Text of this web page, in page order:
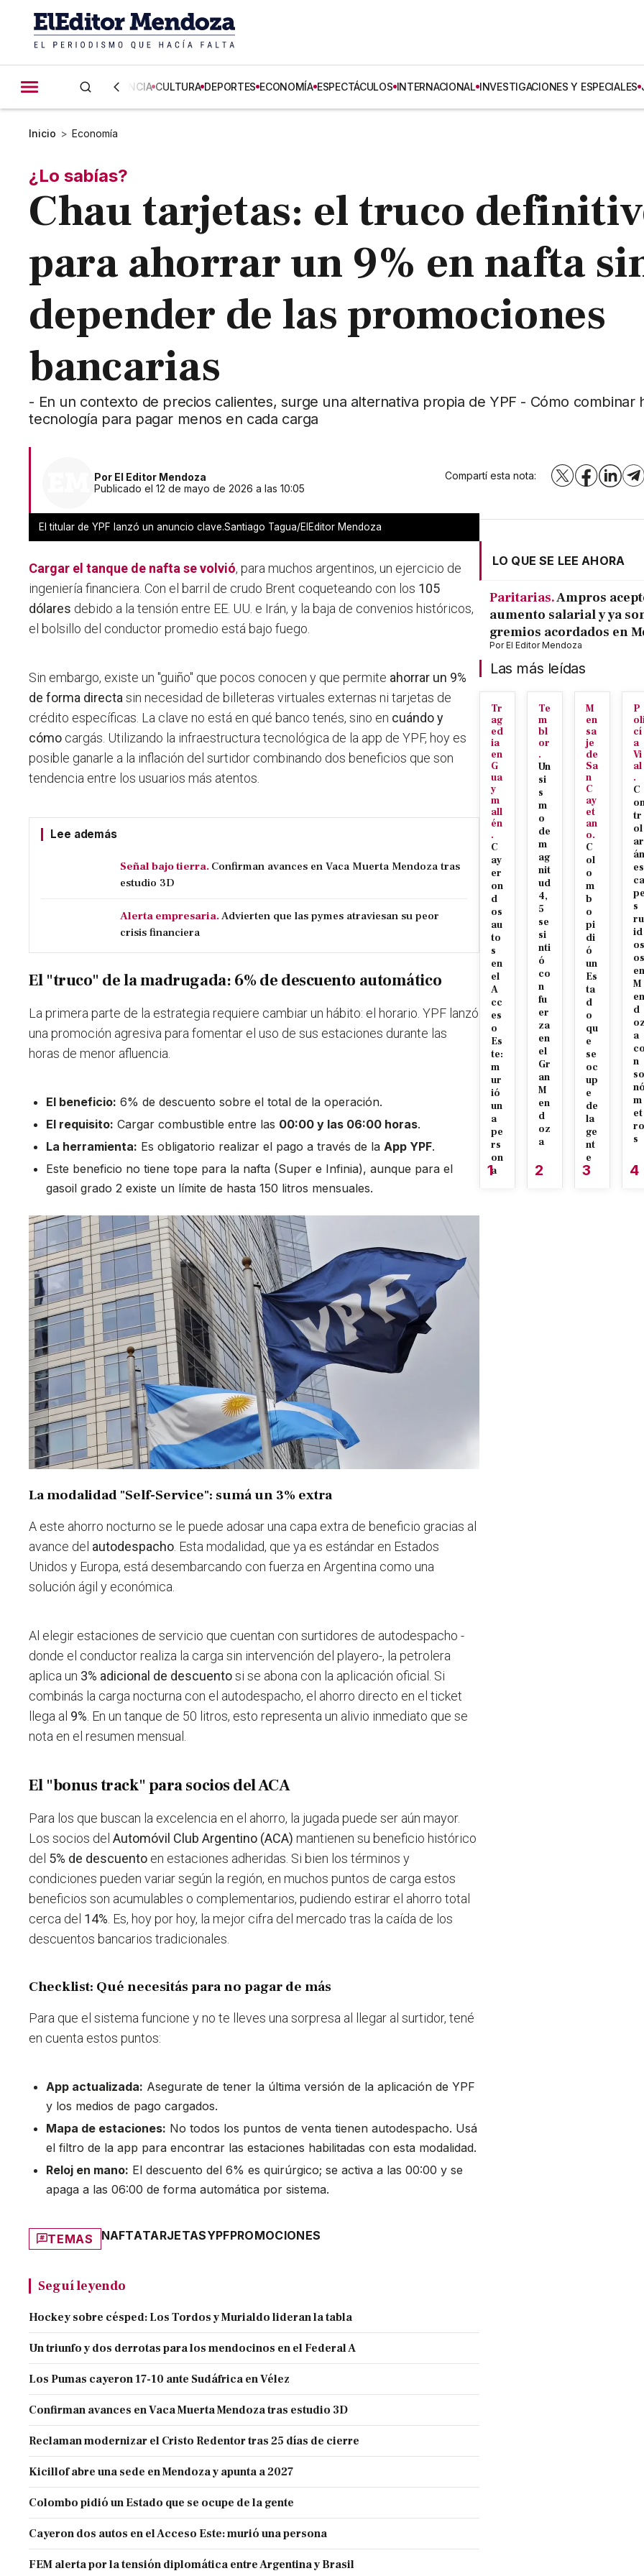
CIENCIA CULTURA DEPORTES ECONOMÍA ESPECTÁCULOS INTERNACIONAL INVESTIGACIONES Y ESPECIALES
Inicio > Economía
¿Lo sabías?
Chau tarjetas: el truco
para ahorrar un 9% en nafta
depender de las promociones
bancarias
- En un contexto de precios calientes, surge una alternativa propia de YPF - Cómo combinar
tecnología para pagar menos en cada carga
Por El Editor Mendoza
Publicado el 12 de mayo de 2026 a las 10:05
Compartí esta nota: X Facebook
El titular de YPF lanzó un anuncio clave.Santiago Tagua/ElEditor Mendoza
Cargar el tanque de naftase volvió, para muchos argentinos, un ejercicio de
ingeniería financiera. Con el barril de crudo Brent coqueteando con los 105
dólares debido a la tensión entre EE. UU. e Irán, y la baja de convenios históricos,
el bolsillo del conductor promedio está bajo fuego.
Sin embargo, existe un "guiño" que pocos conocen y que permite ahorrar un 9%
de forma directa sin necesidad de billeteras virtuales externas ni tarjetas de
crédito específicas. La clave no está en qué banco tenés, sino en cuándo y
cómo cargás. Utilizando la infraestructura tecnológica de la app de YPF, hoy es
posible ganarle a la inflación del surtidor combinando dos beneficios que son
tendencia entre los usuarios más atentos.
Lee además
Señal bajo tierra. Confirman avances en Vaca Muerta Mendoza tras
estudio 3D
Alerta empresaria.Advierten que las pymes atraviesan su peor
crisis financiera
El "truco" de la madrugada: 6% de descuento automático
La primera parte de la estrategia requiere cambiar un hábito: el horario. YPF lanzó
una promoción agresiva para fomentar el uso de sus estaciones durante las
horas de menor afluencia.
El beneficio: 6% de descuento sobre el total de la operación.
El requisito: Cargar combustible entre las 00:00 y las 06:00 horas.
La herramienta: Es obligatorio realizar el pago a través de laApp YPF.
Este beneficio no tiene tope para la nafta (Super e Infinia), aunque para el
gasoil grado 2 existe un límite de hasta 150 litros mensuales.
La modalidad "Self-Service": sumá un 3% extra
A este ahorro nocturno se le puede adosar una capa extra de beneficio gracias al
avance del autodespacho . Esta modalidad, que ya es estándar en Estados
Unidos y Europa, está desembarcando con fuerza en Argentina como una
solución ágil y económica.
Al elegir estaciones de servicio que cuentan con surtidores de autodespacho -
donde el conductor realiza la carga sin intervención del playero-, la petrolera
aplica un 3% adicional de descuentosi se abona con la aplicación oficial. Si
combinás la carga nocturna con el autodespacho, el ahorro directo en el ticket
llega al 9% . En un tanque de 50 litros, esto representa un alivio inmediato que se
nota en el resumen mensual.
El "bonus track" para socios del ACA
Para los que buscan la excelencia en el ahorro, la jugada puede ser aún mayor.
Los socios delAutomóvil Club Argentino (ACA) mantienen su beneficio histórico
del 5% de descuento en estaciones adheridas. Si bien los términos y
condiciones pueden variar según la región, en muchos puntos de carga estos
beneficios son acumulables o complementarios, pudiendo estirar el ahorro total
cerca del 14% . Es, hoy por hoy, la mejor cifra del mercado tras la caída de los
descuentos bancarios tradicionales.
Checklist: Qué necesitás para no pagar de más
Para que el sistema funcione y no te lleves una sorpresa al llegar al surtidor, tené
en cuenta estos puntos:
App actualizada: Asegurate de tener la última versión de la aplicación de YPF
y los medios de pago cargados.
Mapa de estaciones: No todos los puntos de venta tienen autodespacho. Usá
el filtro de la app para encontrar las estaciones habilitadas con esta modalidad.
Reloj en mano: El descuento del 6% es quirúrgico; se activa a las 00:00 y se
apaga a las 06:00 de forma automática por sistema.
TEMAS NAFTATARJETASYPFPROMOCIONES
Seguí leyendo
Hockey sobre césped: Los Tordos y Murialdo lideran la tabla
Un triunfo y dos derrotas para los mendocinos en el Federal A
Los Pumas cayeron 17-10 ante Sudáfrica en Vélez
Confirman avances en Vaca Muerta Mendoza tras estudio 3D
Reclaman modernizar el Cristo Redentor tras 25 días de cierre
Kicillof abre una sede en Mendoza y apunta a 2027
Colombo pidió un Estado que se ocupe de la gente
Cayeron dos autos en el Acceso Este: murió una persona
FEM alerta por la tensión diplomática entre Argentina y Brasil
LO QUE SE LEE AHORA
Paritarias.Ampros
aumento salarial y ya
gremios acordados en
PorEl Editor Mendoza
Las más leídas
Tr
ag
ed
ia
en
G
ua
y
m
all
én
.
C
ay
er
on
d
os
au
to
s
en
el
A
cc
es
o
Es
te:
m
ur
ió
un
a
pe
rs
on
a
1
Te
m
bl
or
.
Un
si
s
m
o
de
m
ag
nit
ud
4,
5
se
si
nti
ó
co
n
fu
er
za
en
el
Gr
an
M
en
d
oz
a
2
M
en
sa
je
de
Sa
n
C
ay
et
an
o.
C
ol
o
m
b
o
pi
di
ó
un
Es
ta
d
o
qu
e
se
oc
up
e
de
la
ge
nt
e
3
P
cí
a
Vi
al
.
C
tr
ol
ar
án
es
ca
pe
s
ru
id
os
os
en
M
en
d
oz
a
co
n
so
nó
m
et
ro
s
4